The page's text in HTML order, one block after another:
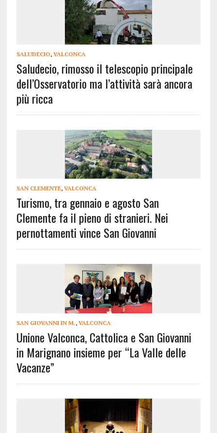
SALUDECIO, VALCONCA
Saludecio, rimosso il telescopio principale
dell’Osservatorio ma l’attività sarà ancora
più ricca
SAN CLEMENTE, VALCONCA
Turismo, tra gennaio e agosto San
Clemente fa il pieno di stranieri. Nei
pernottamenti vince San Giovanni
SAN GIOVANNI IN M., VALCONCA
Unione Valconca, Cattolica e San Giovanni
in Marignano insieme per “La Valle delle
Vacanze”